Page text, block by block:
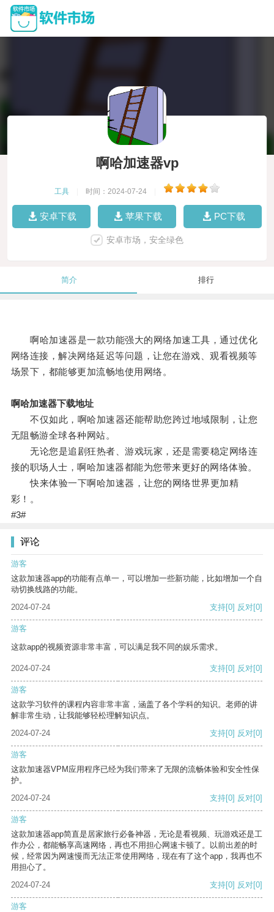
啊哈加速器vp
工具 时间：2024-07-24
安卓下载 苹果下载 PC下载
安卓市场，安全绿色
简介 排行
啊哈加速器是一款功能强大的网络加速工具，通过优化
网络连接，解决网络延迟等问题，让您在游戏、观看视频等
场景下，都能够更加流畅地使用网络。
啊哈加速器下载地址
不仅如此，啊哈加速器还能帮助您跨过地域限制，让您
无阻畅游全球各种网站。
无论您是追剧狂热者、游戏玩家，还是需要稳定网络连
接的职场人士，啊哈加速器都能为您带来更好的网络体验。
快来体验一下啊哈加速器，让您的网络世界更加精
彩！。
#3#
评论
游客
这款加速器app的功能有点单一，可以增加一些新功能，比如增加一个自
动切换线路的功能。
2024-07-24
支持[0] 反对[0]
游客
这款app的视频资源非常丰富，可以满足我不同的娱乐需求。
2024-07-24 支持[0] 反对[0]
游客
这款学习软件的课程内容非常丰富，涵盖了各个学科的知识。老师的讲
解非常生动，让我能够轻松理解知识点。
2024-07-24
支持[0] 反对[0]
游客
这款加速器VPM应用程序已经为我们带来了无限的流畅体验和安全性保
护。
2024-07-24
支持[0] 反对[0]
游客
这款加速器app简直是居家旅行必备神器，无论是看视频、玩游戏还是工
作办公，都能畅享高速网络，再也不用担心网速卡顿了。以前出差的时
候，经常因为网速慢而无法正常使用网络，现在有了这个app，我再也不
用担心了。
2024-07-24
支持[0] 反对[0]
游客